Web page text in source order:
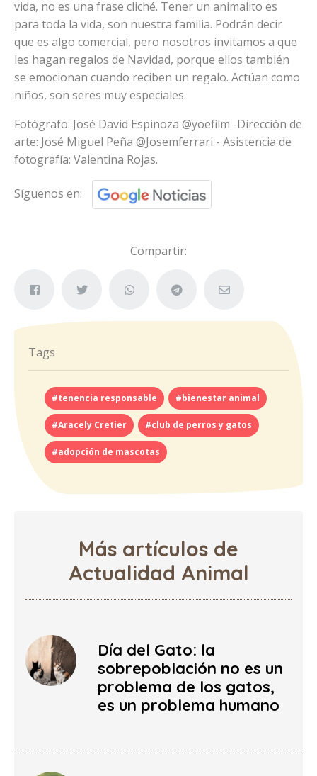
vida, no es una frase cliché. Tener un animalito es
para toda la vida, son nuestra familia. Podrán decir
que es algo comercial, pero nosotros invitamos a que
les hagan regalos de Navidad, porque ellos también
se emocionan cuando reciben un regalo. Actúan como
niños, son seres muy especiales.
Fotógrafo: José David Espinoza @yoefilm -Dirección de
arte: José Miguel Peña @Josemferrari - Asistencia de
fotografía: Valentina Rojas.
Síguenos en:
Compartir:
Tags
#tenencia responsable #bienestar animal
#Aracely Cretier #club de perros y gatos
#adopción de mascotas
Más artículos de
Actualidad Animal
Día del Gato: la
sobrepoblación no es un
problema de los gatos,
es un problema humano